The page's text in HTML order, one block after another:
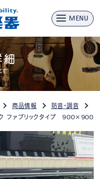
MENU
細
商品情報
防音・調音
ク ファブリックタイプ 900×900